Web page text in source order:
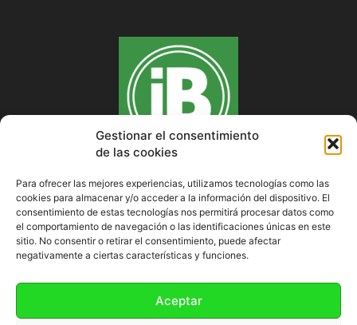
Gestionar el consentimiento
de las cookies
Para ofrecer las mejores experiencias, utilizamos tecnologías como las
cookies para almacenar y/o acceder a la información del dispositivo. El
consentimiento de estas tecnologías nos permitirá procesar datos como
el comportamiento de navegación o las identificaciones únicas en este
sitio. No consentir o retirar el consentimiento, puede afectar
negativamente a ciertas características y funciones.
Aceptar
SOBRE NOSOTROS